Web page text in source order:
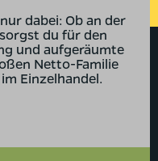
dabei: Ob an der
du für den
und aufgeräumte
Netto-Familie
Einzelhandel.